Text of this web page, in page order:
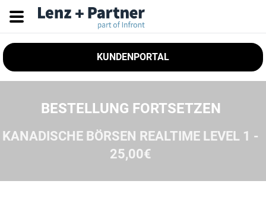
KUNDENPORTAL
BESTELLUNG FORTSETZEN
KANADISCHE BÖRSEN REALTIME LEVEL 1 -
25,00€